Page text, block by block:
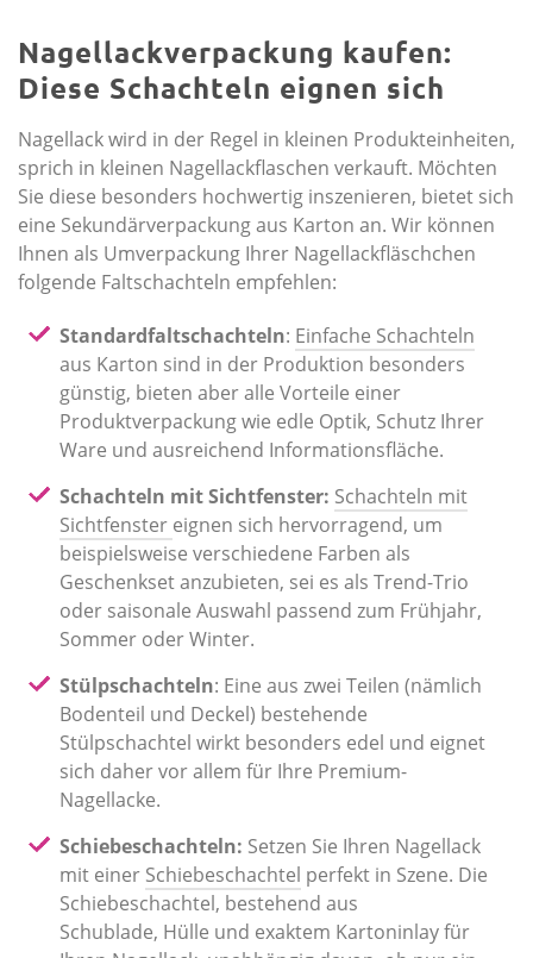
Nagellackverpackung kaufen:
Diese Schachteln eignen sich
Nagellack wird in der Regel in kleinen Produkteinheiten,
sprich in kleinen Nagellackflaschen verkauft. Möchten
Sie diese besonders hochwertig inszenieren, bietet sich
eine Sekundärverpackung aus Karton an. Wir können
Ihnen als Umverpackung Ihrer Nagellackfläschchen
folgende Faltschachteln empfehlen:
Standardfaltschachteln: Einfache Schachteln
aus Karton sind in der Produktion besonders
günstig, bieten aber alle Vorteile einer
Produktverpackung wie edle Optik, Schutz Ihrer
Ware und ausreichend Informationsfläche.
Schachteln mit Sichtfenster: Schachteln mit
Sichtfenster eignen sich hervorragend, um
beispielsweise verschiedene Farben als
Geschenkset anzubieten, sei es als Trend-Trio
oder saisonale Auswahl passend zum Frühjahr,
Sommer oder Winter.
Stülpschachteln: Eine aus zwei Teilen (nämlich
Bodenteil und Deckel) bestehende
Stülpschachtel wirkt besonders edel und eignet
sich daher vor allem für Ihre Premium-
Nagellacke.
Schiebeschachteln: Setzen Sie Ihren Nagellack
mit einer Schiebeschachtel perfekt in Szene. Die
Schiebeschachtel, bestehend aus
Schublade, Hülle und exaktem Kartoninlay für